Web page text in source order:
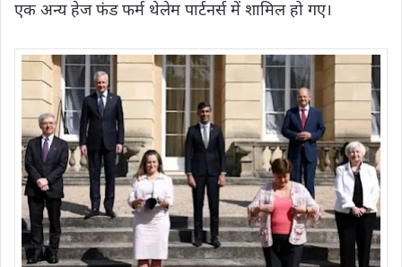
एक अन्य हेज फंड फर्म थेलेम पार्टनर्स में शामिल हो गए।